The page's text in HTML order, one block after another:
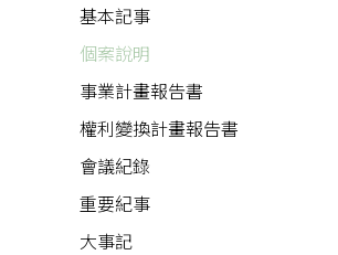
基本記事
個案說明
事業計畫報告書
權利變換計畫報告書
會議紀錄
重要紀事
大事記